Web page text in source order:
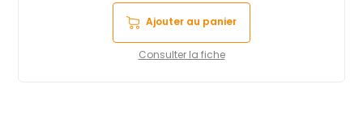
Ajouter au panier
Consulter la fiche